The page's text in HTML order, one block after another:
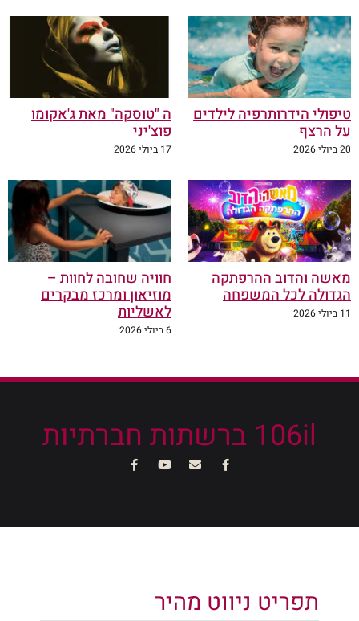
טיפולי הידרותרפיה לילדים
על הרצף
20 ביולי 2026
ה "טוסקה" מאת ג'אקומו
פוצ'יני
17 ביולי 2026
מאשה והדוב ההרפתקה
הגדולה לכל המשפחה
11 ביולי 2026
חוויה שחובה לחוות –
מוזיאון ומרכז מבקרים
לאשליות
6 ביולי 2026
106il ברשתות חברתיות
תפריט ניווט מהיר